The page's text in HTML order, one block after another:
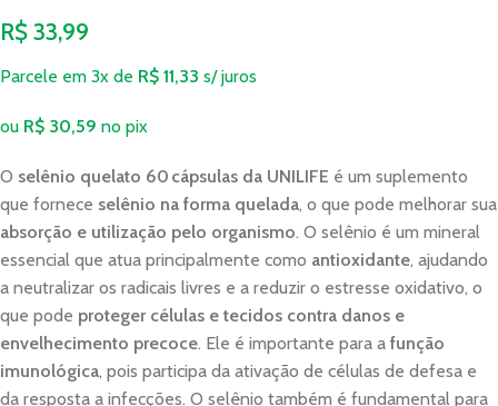
R$ 33,99
Parcele em 3x de R$ 11,33 s/ juros
ou R$ 30,59 no pix
O selênio quelato 60 cápsulas da UNILIFE é um suplemento
que fornece selênio na forma quelada, o que pode melhorar sua
absorção e utilização pelo organismo. O selênio é um mineral
essencial que atua principalmente como antioxidante, ajudando
a neutralizar os radicais livres e a reduzir o estresse oxidativo, o
que pode proteger células e tecidos contra danos e
envelhecimento precoce. Ele é importante para a função
imunológica, pois participa da ativação de células de defesa e
da resposta a infecções. O selênio também é fundamental para